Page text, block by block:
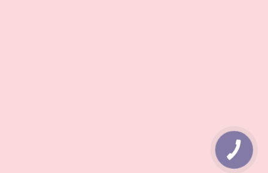
КНОПКА
ЗВ'ЯЗКУ